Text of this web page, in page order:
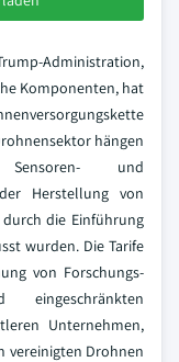
Administration,
Komponenten, hat
hängen
und
Herstellung von
die Einführung
wurden. Die Tarife
von Forschungs-
eingeschränkten
Unternehmen,
vereinigten Drohnen